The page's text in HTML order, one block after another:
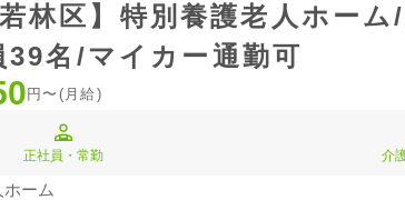
若林区】特別養護老人ホー
39名/マイカー通勤可
円〜(月給)
正社員・常勤 介
ーム